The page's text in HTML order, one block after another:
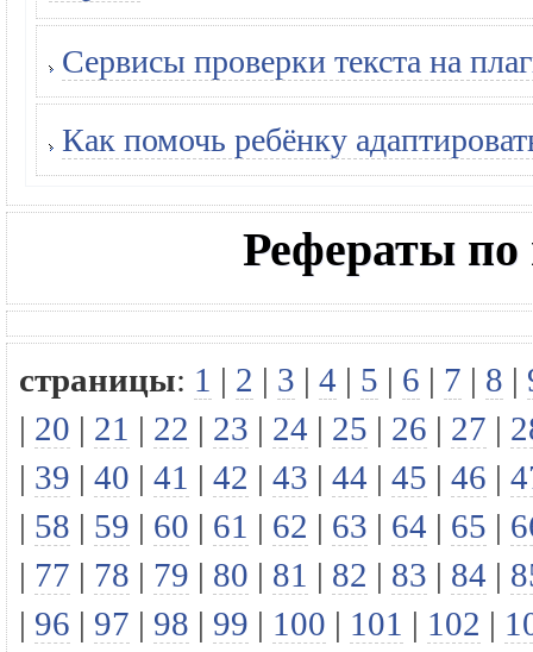
Сервисы проверки текста на
Как помочь ребёнку
Рефераты по
страницы: 1 | 2 | 3 | 4 | 5 | 6 | 7 | 8 |
| 20 | 21 | 22 | 23 | 24 | 25 | 26 | 27 |
| 39 | 40 | 41 | 42 | 43 | 44 | 45 | 46 |
| 58 | 59 | 60 | 61 | 62 | 63 | 64 | 65 |
| 77 | 78 | 79 | 80 | 81 | 82 | 83 | 84 |
| 96 | 97 | 98 | 99 | 100 | 101 | 102 |